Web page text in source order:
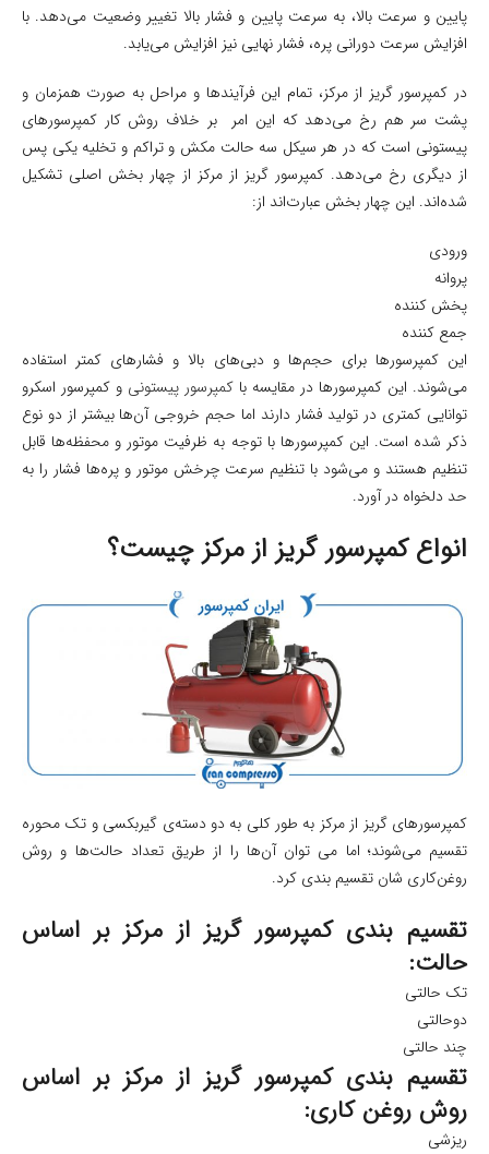
پایین و سرعت بالا، به سرعت پایین و فشار بالا تغییر وضعیت می‌دهد. با
افزایش سرعت دورانی پره، فشار نهایی نیز افزایش می‌یابد.
در کمپرسور گریز از مرکز، تمام این فرآیندها و مراحل به صورت همزمان و
پشت سر هم رخ می‌دهد که این امر بر خلاف روش کار کمپرسورهای
پیستونی است که در هر سیکل سه حالت مکش و تراکم و تخلیه یکی پس
از دیگری رخ می‌دهد. کمپرسور گریز از مرکز از چهار بخش اصلی تشکیل
شده‌اند. این چهار بخش عبارت‌اند از:
ورودی
پروانه
پخش کننده
جمع کننده
این کمپرسورها برای حجم‌ها و دبی‌های بالا و فشارهای کمتر استفاده‌
می‌شوند. این کمپرسورها در مقایسه با کمپرسور پیستونی و کمپرسور اسکرو
توانایی کمتری در تولید فشار دارند اما حجم خروجی آن‌ها بیشتر از دو نوع
ذکر شده است. این کمپرسورها با توجه به ظرفیت موتور و محفظه‌ها قابل
تنظیم هستند و می‌شود با تنظیم سرعت چرخش موتور و پره‌ها فشار را به
حد دلخواه در آورد.
انواع کمپرسور گریز از مرکز چیست؟
کمپرسورهای گریز از مرکز به طور کلی به دو دسته‌ی گیربکسی و تک محوره
تقسیم می‌شوند؛ اما می ‌توان آن‌ها را از طریق تعداد حالت‌ها و روش
روغن‌کاری شان تقسیم بندی کرد.
تقسیم بندی کمپرسور گریز از مرکز بر اساس
حالت:
تک حالتی
دوحالتی
چند حالتی
تقسیم بندی کمپرسور گریز از مرکز بر اساس
روش روغن‌ کاری:
ریزشی